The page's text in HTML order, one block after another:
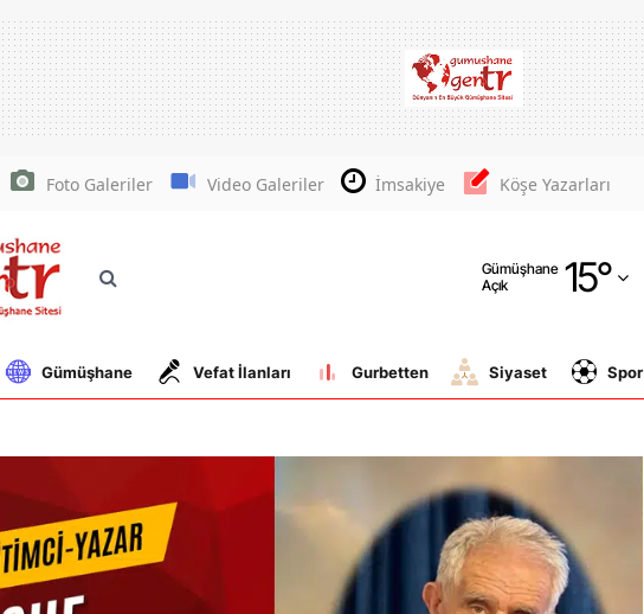
Foto Galeriler Video Galeriler İmsakiye Köşe Yazarları
Gümüşhane
Açık
15°
Adana
Adıyaman
Amasya
Antalya
Aydın
Balıkesir
Bilecik
Bingöl
Gümüşhane Vefat İlanları Gurbetten Siyaset Spor